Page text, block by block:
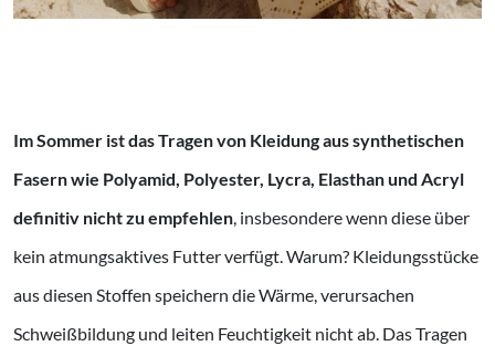
Im Sommer ist das Tragen von Kleidung aus synthetischen
Fasern wie Polyamid, Polyester, Lycra, Elasthan und Acryl
definitiv nicht zu empfehlen, insbesondere wenn diese über
kein atmungsaktives Futter verfügt. Warum? Kleidungsstücke
aus diesen Stoffen speichern die Wärme, verursachen
Schweißbildung und leiten Feuchtigkeit nicht ab. Das Tragen